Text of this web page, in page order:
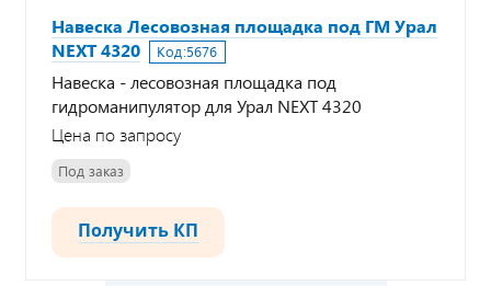
Навеска Лесовозная площадка под ГМ Урал
NEXT 4320
Код:5676
Навеска - лесовозная площадка под
гидроманипулятор для Урал NEXT 4320
Цена по запросу
Под заказ
Получить КП